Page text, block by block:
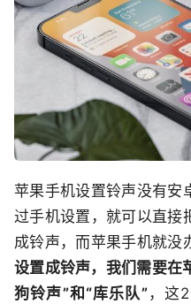
苹果手机设置铃声没有安
过手机设置，就可以直接
成铃声，而苹果手机就没
设置成铃声，我们需要在
狗铃声”和“库乐队”，这